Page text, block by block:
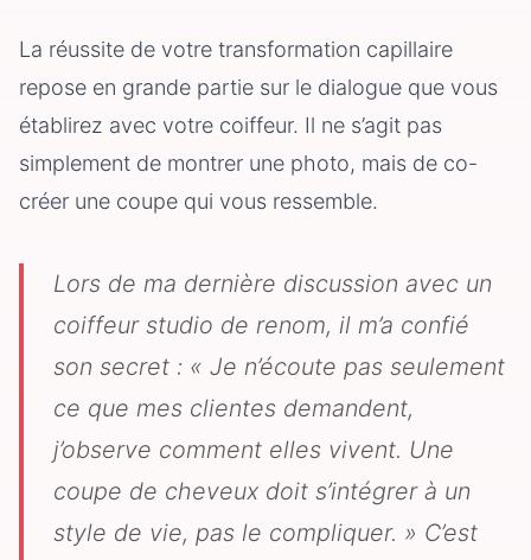
La réussite de votre transformation capillaire
repose en grande partie sur le dialogue que vous
établirez avec votre coiffeur. Il ne s’agit pas
simplement de montrer une photo, mais de co-
créer une coupe qui vous ressemble.
Lors de ma dernière discussion avec un
coiffeur studio de renom, il m’a confié
son secret : « Je n’écoute pas seulement
ce que mes clientes demandent,
j’observe comment elles vivent. Une
coupe de cheveux doit s’intégrer à un
style de vie, pas le compliquer. » C’est